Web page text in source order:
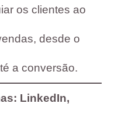
os clientes ao
desde o
a conversão.
LinkedIn,